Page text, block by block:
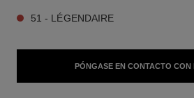
51 - LÉGENDAIRE
PÓNGASE EN CONTACTO CON